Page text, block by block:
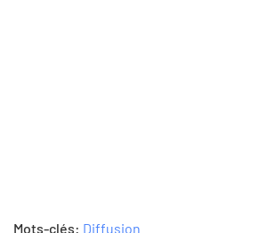
Mots-clés: Diffusion